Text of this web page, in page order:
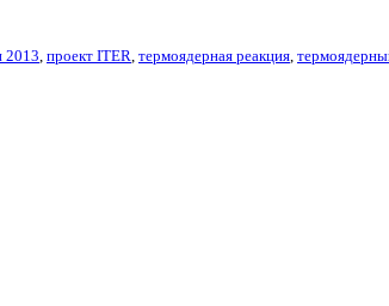
2013 проект ITER термоядерная реакция